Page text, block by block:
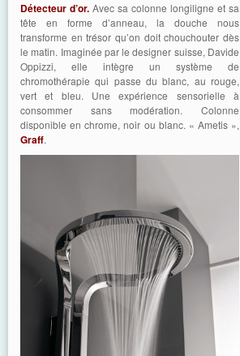
Détecteur d’or. Avec sa colonne longiligne et sa
tête en forme d’anneau, la douche nous
transforme en trésor qu’on doit chouchouter dès
le matin. Imaginée par le designer suisse, Davide
Oppizzi, elle intègre un système de
chromothérapie qui passe du blanc, au rouge,
vert et bleu. Une expérience sensorielle à
consommer sans modération. Colonne
disponible en chrome, noir ou blanc. « Ametis »,
Graff.